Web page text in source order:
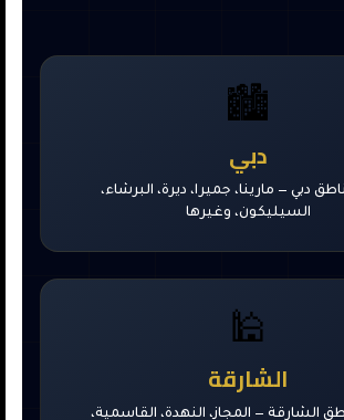
🏙️
دبي
دبي — مارينا، جميرا، ديرة، البرشاء،
السيليكون، وغيرها
🕌
الشارقة
الشارقة — المجاز، النهدة، القاسمية،